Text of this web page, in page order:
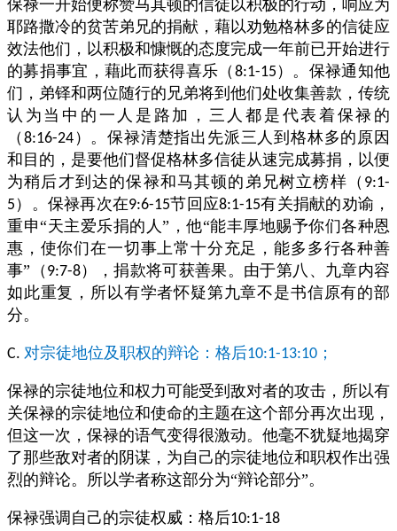
保禄一开始便称赞马其顿的信徒以积极的行动，响应为
耶路撒冷的贫苦弟兄的捐献，藉以劝勉格林多的信徒应
效法他们，以积极和慷慨的态度完成一年前已开始进行
的募捐事宜，藉此而获得喜乐（ 8:1-15 ）。保禄通知他
们，弟铎和两位随行的兄弟将到他们处收集善款，传统
认为当中的一人是路加，三人都是代表着保禄的
（ 8:16-24）。保禄清楚指出先派三人到格林多的原因
和目的，是要他们督促格林多信徒从速完成募捐，以便
为稍后才到达的保禄和马其顿的弟兄树立榜样（ 9:1-
5 ）。保禄再次在9:6-15节回应8:1-15有关捐献的劝谕，
重申“天主爱乐捐的人”，他“能丰厚地赐予你们各种恩
惠，使你们在一切事上常十分充足，能多多行各种善
事”（ 9:7-8），捐款将可获善果。由于第八、九章内容
如此重复，所以有学者怀疑第九章不是书信原有的部
分。
C. 对宗徒地位及职权的辩论：格后10:1-13:10 ；
保禄的宗徒地位和权力可能受到敌对者的攻击，所以有
关保禄的宗徒地位和使命的主题在这个部分再次出现，
但这一次，保禄的语气变得很激动。他毫不犹疑地揭穿
了那些敌对者的阴谋，为自己的宗徒地位和职权作出强
烈的辩论。所以学者称这部分为“辩论部分”。
保禄强调自己的宗徒权威：格后10:1-18